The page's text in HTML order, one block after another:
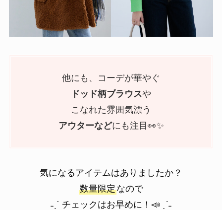
他にも、コーデが華やぐ
ドッド柄ブラウスや
こなれた雰囲気漂う
アウターなどにも注目👀✨
気になるアイテムはありましたか？
数量限定なので
˗ˏˋ チェックはお早めに！📣 ˎˊ˗